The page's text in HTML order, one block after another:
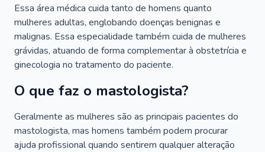
Essa área médica cuida tanto de homens quanto
mulheres adultas, englobando doenças benignas e
malignas. Essa especialidade também cuida de mulheres
grávidas, atuando de forma complementar à obstetrícia e
ginecologia no tratamento do paciente.
O que faz o mastologista?
Geralmente as mulheres são as principais pacientes do
mastologista, mas homens também podem procurar
ajuda profissional quando sentirem qualquer alteração